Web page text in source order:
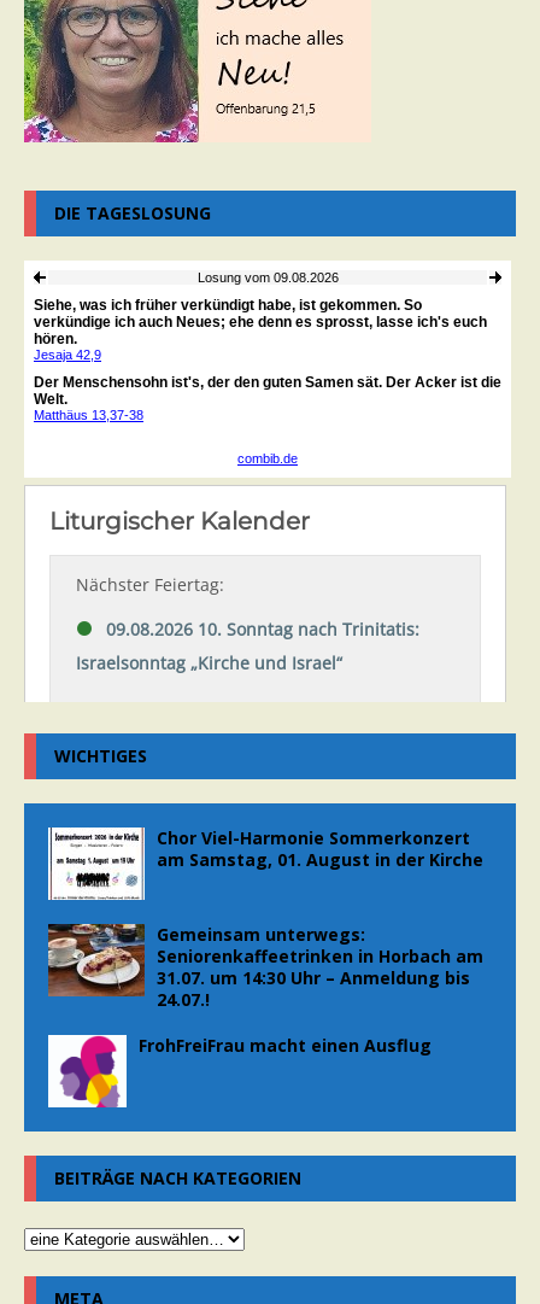
DIE TAGESLOSUNG
WICHTIGES
Chor Viel-Harmonie Sommerkonzert
am Samstag, 01. August in der Kirche
Gemeinsam unterwegs:
Seniorenkaffeetrinken in Horbach am
31.07. um 14:30 Uhr – Anmeldung bis
24.07.!
FrohFreiFrau macht einen Ausflug
BEITRÄGE NACH KATEGORIEN
META